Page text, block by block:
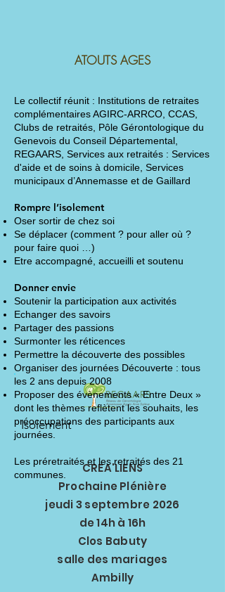
ATOUTS AGES
Le collectif réunit : Institutions de retraites
complémentaires AGIRC-ARRCO, CCAS,
Clubs de retraités, Pôle Gérontologique du
Genevois du Conseil Départemental,
REGAARS, Services aux retraités : Services
d'aide et de soins à domicile, Services
municipaux d’Annemasse et de Gaillard
Rompre l’isolement
Oser sortir de chez soi
Se déplacer (comment ? pour aller où ?
pour faire quoi …)
Etre accompagné, accueilli et soutenu
Donner envie
Soutenir la participation aux activités
Echanger des savoirs
Partager des passions
Surmonter les réticences
Permettre la découverte des possibles
Organiser des journées Découverte : tous
les 2 ans depuis 2008
Proposer des évènements « Entre Deux »
dont les thèmes reflètent les souhaits, les
préoccupations des participants aux
journées.
Les préretraités et les retraités des 21
communes.
Isolement
CREA'LIENS
Prochaine Plénière
jeudi 3 septembre 2026
de 14h à 16h
Clos Babuty
salle des mariages
Ambilly